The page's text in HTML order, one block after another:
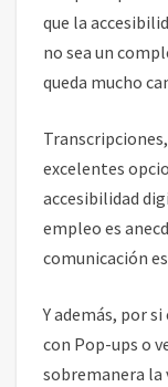
que la
no sea un
queda mucho
excelentes
accesibilidad
empleo es
comunicación
Y además, por
con Pop-ups o
sobremanera la